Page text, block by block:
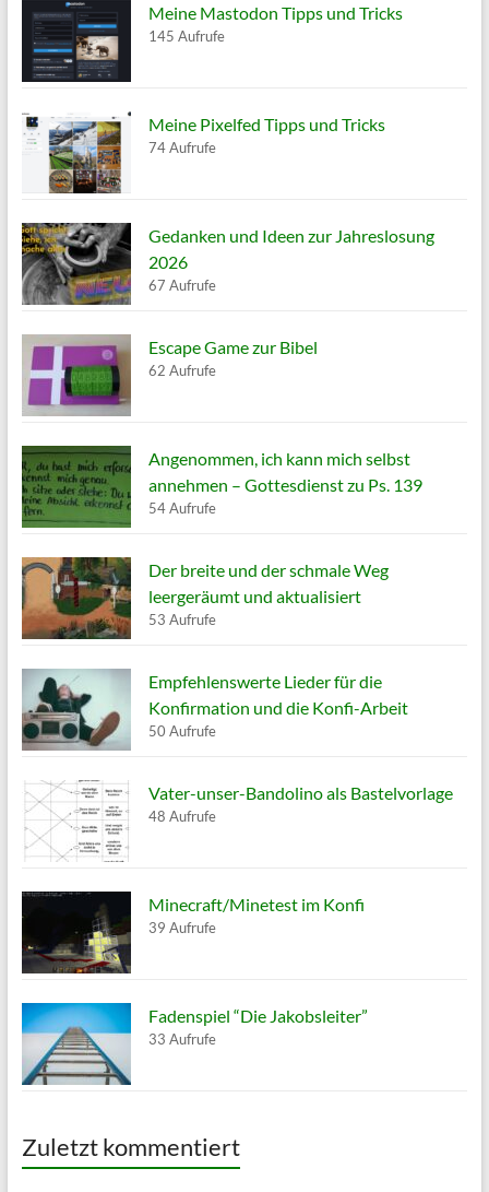
Meine Mastodon Tipps und Tricks
145 Aufrufe
Meine Pixelfed Tipps und Tricks
74 Aufrufe
Gedanken und Ideen zur Jahreslosung
2026
67 Aufrufe
Escape Game zur Bibel
62 Aufrufe
Angenommen, ich kann mich selbst
annehmen – Gottesdienst zu Ps. 139
54 Aufrufe
Der breite und der schmale Weg
leergeräumt und aktualisiert
53 Aufrufe
Empfehlenswerte Lieder für die
Konfirmation und die Konfi-Arbeit
50 Aufrufe
Vater-unser-Bandolino als Bastelvorlage
48 Aufrufe
Minecraft/Minetest im Konfi
39 Aufrufe
Fadenspiel “Die Jakobsleiter”
33 Aufrufe
Zuletzt kommentiert